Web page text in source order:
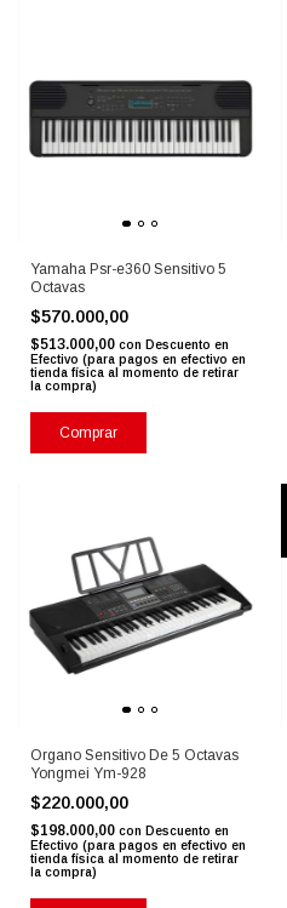
Yamaha Psr-e360 Sensitivo 5
Octavas
$570.000,00
$513.000,00 con Descuento en
Efectivo (para pagos en efectivo en
tienda física al momento de retirar
la compra)
Comprar
Organo Sensitivo De 5 Octavas
Yongmei Ym-928
$220.000,00
$198.000,00 con Descuento en
Efectivo (para pagos en efectivo en
tienda física al momento de retirar
la compra)